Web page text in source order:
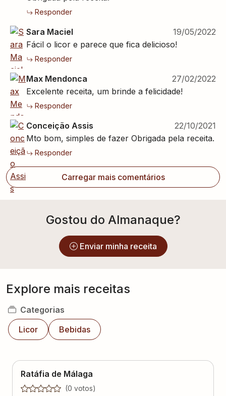
Responder
Sara Maciel
19/05/2022
Fácil o licor e parece que fica delicioso!
Responder
Max Mendonca
27/02/2022
Excelente receita, um brinde a felicidade!
Responder
Conceição Assis
22/10/2021
Mto bom, simples de fazer Obrigada pela receita.
Responder
Carregar mais comentários
Gostou do Almanaque?
Enviar minha receita
Explore mais receitas
Categorias
Licor
Bebidas
Ratáfia de Málaga
(0 votos)